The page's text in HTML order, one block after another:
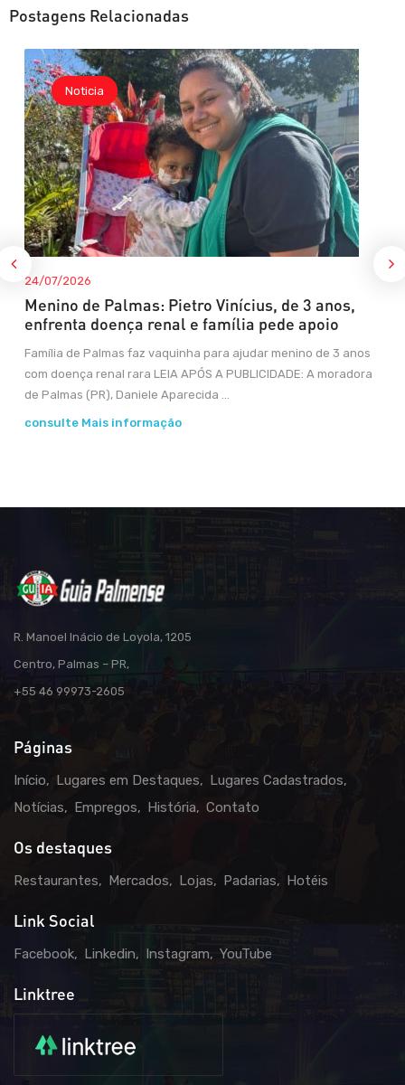
Postagens Relacionadas
Noticia
24/07/2026
Menino de Palmas: Pietro Vinícius, de 3 anos,
enfrenta doença renal e família pede apoio
Família de Palmas faz vaquinha para ajudar menino de 3 anos
com doença renal rara LEIA APÓS A PUBLICIDADE: A moradora
de Palmas (PR), Daniele Aparecida ...
consulte Mais informação
R. Manoel Inácio de Loyola, 1205
Centro, Palmas – PR,
+55 46 99973-2605
Páginas
Início Lugares em Destaques
Lugares Cadastrados
Notícias
Empregos História Contato
Os destaques
Restaurantes Mercados Lojas Padarias Hotéis
Link Social
Facebook Linkedin Instagram YouTube
Linktree